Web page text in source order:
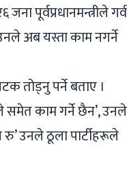
पूर्वप्रधानमन्त्रीले गर्व
अब यस्ता काम नगर्ने
तोड्नु पर्ने बताए ।
समेत काम गर्ने छैन’, उनले
उनले ठूला पार्टीहरूले